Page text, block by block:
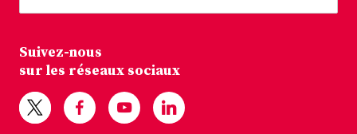
Suivez-nous
sur les réseaux sociaux